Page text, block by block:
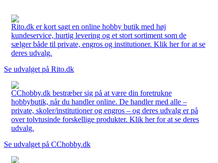
Rito.dk er kort sagt en online hobby butik med høj
kundeservice, hurtig levering og et stort sortiment som de
sælger både til private, engros og institutioner. Klik her for at se
deres udvalg.
Se udvalget på Rito.dk
CChobby.dk bestræber sig på at være din foretrukne
hobbybutik, når du handler online. De handler med alle –
private, skoler/institutioner og engros – og deres udvalg er på
over tolvtusinde forskellige produkter. Klik her for at se deres
udvalg.
Se udvalget på CChobby.dk